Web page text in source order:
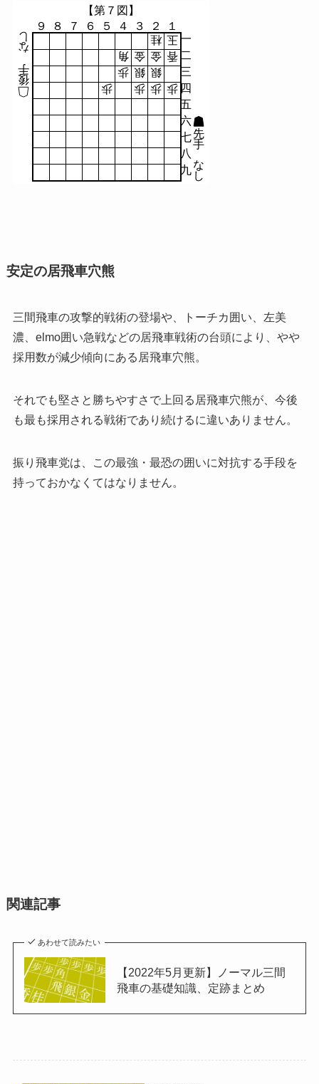
【第７図】
９
一
８
二
７
三
６
四
５
五
４
六
３
七
２
八
１
九
桂 玉
角 金 金 香
歩 銀 銀
歩
歩 歩 歩
し
な
手
先
し
な
手
後
安定の居飛車穴熊
三間飛車の攻撃的戦術の登場や、トーチカ囲い、左美
濃、elmo囲い急戦などの居飛車戦術の台頭により、やや
採用数が減少傾向にある居飛車穴熊。
それでも堅さと勝ちやすさで上回る居飛車穴熊が、今後
も最も採用される戦術であり続けるに違いありません。
振り飛車党は、この最強・最恐の囲いに対抗する手段を
持っておかなくてはなりません。
関連記事
あわせて読みたい
【2022年5月更新】ノーマル三間
飛車の基礎知識、定跡まとめ